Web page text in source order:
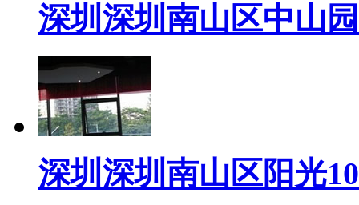
深圳深圳南山区中山
深圳深圳南山区阳光